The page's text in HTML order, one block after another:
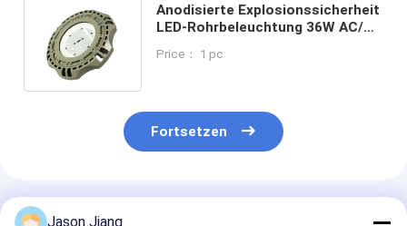
Anodisierte Explosionssicherheit
LED-Rohrbeleuchtung 36W AC/DC
Wasserdicht
Price： 1 pc
Fortsetzen
Empfohlene Produkte
Jason Jiang